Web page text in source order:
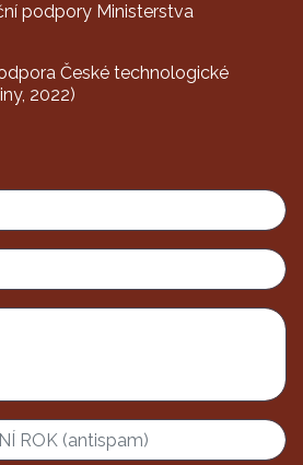
podpory Ministerstva
České technologické
2022)